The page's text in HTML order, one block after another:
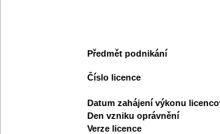
Předmět podnikání
Číslo licence
Datum zahájení výkonu
Den vzniku oprávnění
Verze licence